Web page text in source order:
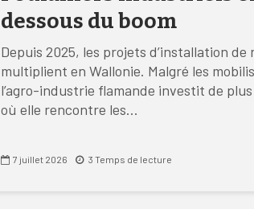
dessous du boom
Depuis 2025, les projets d’installation de
multiplient en Wallonie. Malgré les
l’agro-industrie flamande investit de
où elle rencontre les...
7 juillet 2026 3 Temps de lecture